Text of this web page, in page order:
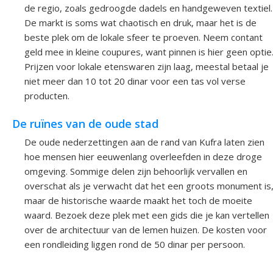
de regio, zoals gedroogde dadels en handgeweven textiel.
De markt is soms wat chaotisch en druk, maar het is de
beste plek om de lokale sfeer te proeven. Neem contant
geld mee in kleine coupures, want pinnen is hier geen optie.
Prijzen voor lokale etenswaren zijn laag, meestal betaal je
niet meer dan 10 tot 20 dinar voor een tas vol verse
producten.
De ruïnes van de oude stad
De oude nederzettingen aan de rand van Kufra laten zien
hoe mensen hier eeuwenlang overleefden in deze droge
omgeving. Sommige delen zijn behoorlijk vervallen en
overschat als je verwacht dat het een groots monument is,
maar de historische waarde maakt het toch de moeite
waard. Bezoek deze plek met een gids die je kan vertellen
over de architectuur van de lemen huizen. De kosten voor
een rondleiding liggen rond de 50 dinar per persoon.